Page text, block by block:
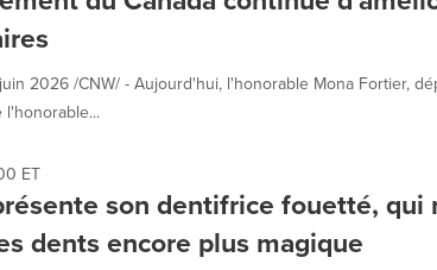
2026 /CNW/ - Aujourd'hui, l'honorable Mona Fortier,
l'honorable...
ET
son dentifrice fouetté, qui
dents encore plus magique